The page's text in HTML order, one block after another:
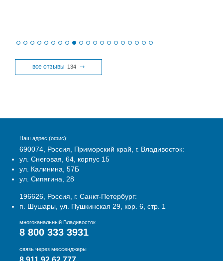
все отзывы 134
Наш адрес (офис):
690074, Россия, Приморский край, г. Владивосток:
ул. Снеговая, 64, корпус 15
ул. Калинина, 57Б
ул. Сипягина, 28
196626, Россия, г. Санкт-Петербург:
п. Шушары, ул. Пушкинская 29, кор. 6, стр. 1
многоканальный Владивосток
8 800 333 3931
связь через мессенджеры